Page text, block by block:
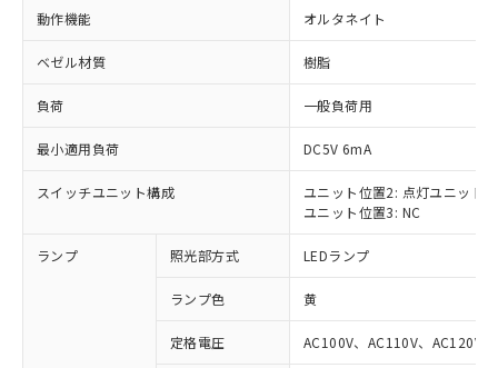
動作機能 オルタネイト
ベゼル材質 樹脂
負荷 一般負荷用
最小適用負荷 DC5V 6mA
スイッチユニット構成
ユニット位置2: 点灯ユニット
ユニット位置3: NC
ランプ 照光部方式 LEDランプ
ランプ色 黄
定格電圧 AC100V、AC110V、AC120V